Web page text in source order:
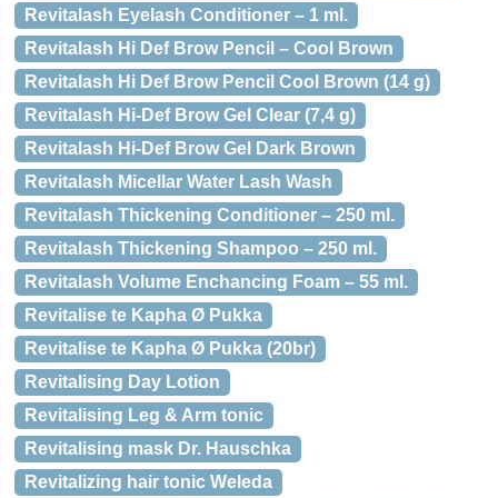
Revitalash Eyelash Conditioner – 1 ml.
Revitalash Hi Def Brow Pencil – Cool Brown
Revitalash Hi Def Brow Pencil Cool Brown (14 g)
Revitalash Hi-Def Brow Gel Clear (7,4 g)
Revitalash Hi-Def Brow Gel Dark Brown
Revitalash Micellar Water Lash Wash
Revitalash Thickening Conditioner – 250 ml.
Revitalash Thickening Shampoo – 250 ml.
Revitalash Volume Enchancing Foam – 55 ml.
Revitalise te Kapha Ø Pukka
Revitalise te Kapha Ø Pukka (20br)
Revitalising Day Lotion
Revitalising Leg & Arm tonic
Revitalising mask Dr. Hauschka
Revitalizing hair tonic Weleda